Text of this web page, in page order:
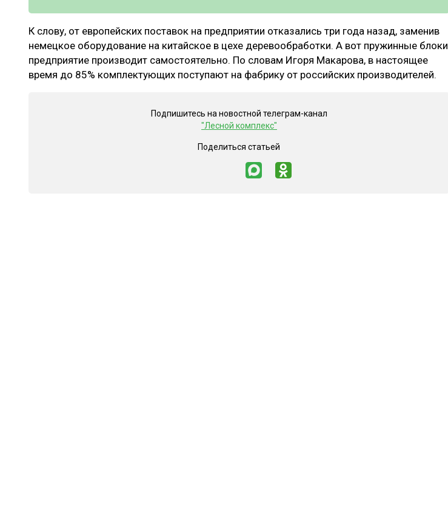
К слову, от европейских поставок на предприятии отказались три года назад, заменив
немецкое оборудование на китайское в цехе деревообработки. А вот пружинные блоки
предприятие производит самостоятельно. По словам Игоря Макарова, в настоящее
время до 85% комплектующих поступают на фабрику от российских производителей.
Подпишитесь на новостной телеграм-канал
"Лесной комплекс"
Поделиться статьей